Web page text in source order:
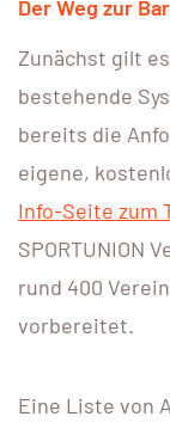
Der Weg zur
Zunächst gilt
bestehende
bereits die
eigene,
Info-Seite zum
SPORTUNION
rund 400
vorbereitet.
Eine Liste von